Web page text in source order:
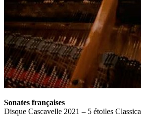
Sonates françaises
Disque Cascavelle 2021 – 5 étoiles Classica